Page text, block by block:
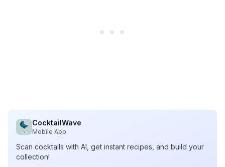
CocktailWave
Mobile App
Scan cocktails with AI, get instant recipes, and build your
collection!